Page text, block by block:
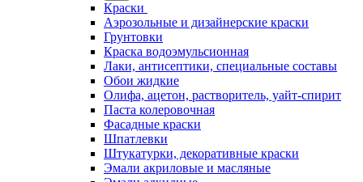
Краски
Аэрозольные и дизайнерские краски
Грунтовки
Краска водоэмульсионная
Лаки, антисептики, специальные составы
Обои жидкие
Олифа, ацетон, растворитель, уайт-спирит
Паста колеровочная
Фасадные краски
Шпатлевки
Штукатурки, декоративные краски
Эмали акриловые и масляные